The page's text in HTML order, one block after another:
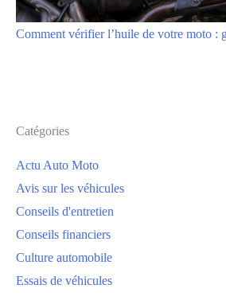
Comment vérifier l’huile de votre moto :
Catégories
Actu Auto Moto
Avis sur les véhicules
Conseils d'entretien
Conseils financiers
Culture automobile
Essais de véhicules